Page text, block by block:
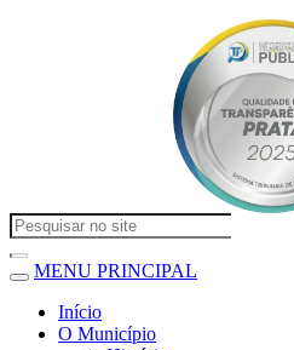
MENU PRINCIPAL
Início
O Município